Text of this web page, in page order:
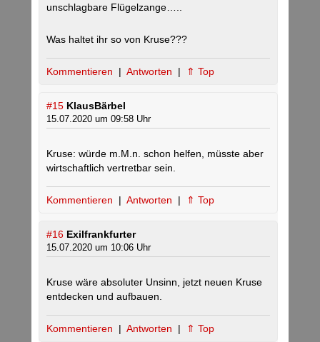
unschlagbare Flügelzange…..
Was haltet ihr so von Kruse???
Kommentieren | Antworten | ⇑ Top
#15 KlausBärbel
15.07.2020 um 09:58 Uhr
Kruse: würde m.M.n. schon helfen, müsste aber
wirtschaftlich vertretbar sein.
Kommentieren | Antworten | ⇑ Top
#16 Exilfrankfurter
15.07.2020 um 10:06 Uhr
Kruse wäre absoluter Unsinn, jetzt neuen Kruse
entdecken und aufbauen.
Kommentieren | Antworten | ⇑ Top